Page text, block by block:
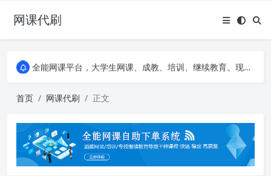
网课代刷
AI论文写作平台，根据真实文献内容生成论文
全能网课平台，大学生网课、成教、培训、继续教育。现已接入代刷代考项目3000+
全能网课平台，大学生网课、成教、培训、继续教育。现已接入代刷代考项目3000+
首页 网课代刷 正文